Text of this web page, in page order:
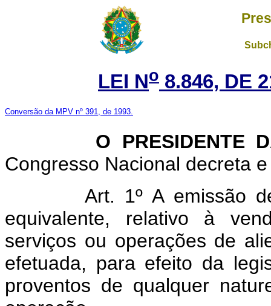
LEI No 8.846, DE
Conversão da MPV nº 391, de 1993.
O PRESIDENTE DA
Congresso Nacional decreta
Art. 1º A emissão
equivalente, relativo à
serviços ou operações de
efetuada, para efeito da
proventos de qualquer